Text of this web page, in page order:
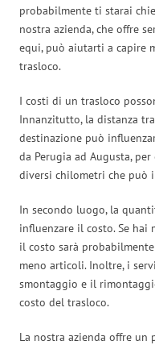
probabilmente ti starai
nostra azienda, che offre
equi, può aiutarti a capire
trasloco.
I costi di un trasloco
Innanzitutto, la distanza
destinazione può
da Perugia ad Augusta,
diversi chilometri che può
In secondo luogo, la
influenzare il costo. Se
il costo sarà
meno articoli. Inoltre, i
smontaggio e il
costo del trasloco.
La nostra azienda offre un